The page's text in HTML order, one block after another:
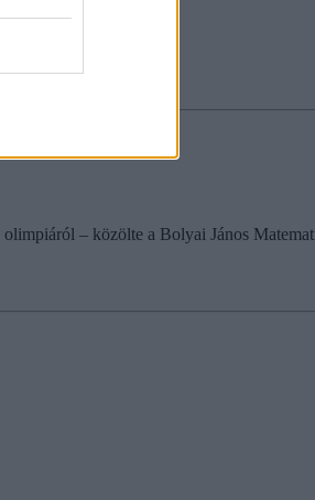
– közölte a Bolyai János